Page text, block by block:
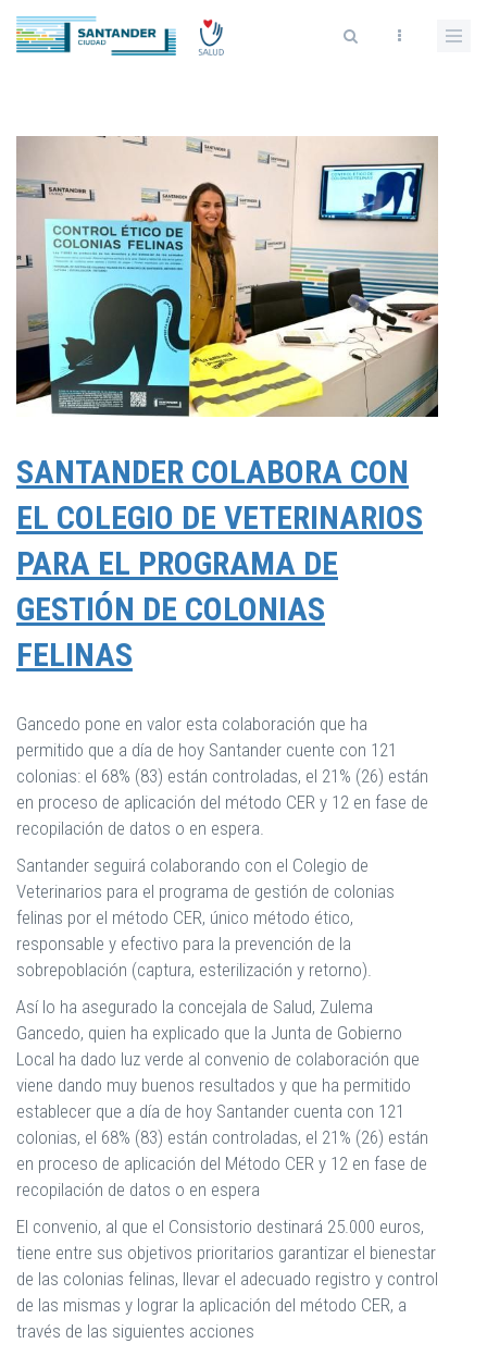
Skip
SANTANDER COLABORA CON
EL COLEGIO DE VETERINARIOS
PARA EL PROGRAMA DE
GESTIÓN DE COLONIAS
FELINAS
Gancedo pone en valor esta colaboración que ha
permitido que a día de hoy Santander cuente con 121
colonias: el 68% (83) están controladas, el 21% (26) están
en proceso de aplicación del método CER y 12 en fase de
recopilación de datos o en espera.
Santander seguirá colaborando con el Colegio de
Veterinarios para el programa de gestión de colonias
felinas por el método CER, único método ético,
responsable y efectivo para la prevención de la
sobrepoblación (captura, esterilización y retorno).
Así lo ha asegurado la concejala de Salud, Zulema
Gancedo, quien ha explicado que la Junta de Gobierno
Local ha dado luz verde al convenio de colaboración que
viene dando muy buenos resultados y que ha permitido
establecer que a día de hoy Santander cuenta con 121
colonias, el 68% (83) están controladas, el 21% (26) están
en proceso de aplicación del Método CER y 12 en fase de
recopilación de datos o en espera
El convenio, al que el Consistorio destinará 25.000 euros,
tiene entre sus objetivos prioritarios garantizar el bienestar
de las colonias felinas, llevar el adecuado registro y control
de las mismas y lograr la aplicación del método CER, a
través de las siguientes acciones